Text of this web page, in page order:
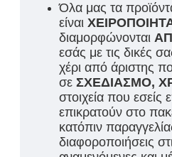
Όλα μας τα
είναι
διαμορφώνονται
εσάς με τις δικές
χέρι από άριστης
σε ΣΧΕΔΙΑΣΜΟ,
στοιχεία που εσείς
επικρατούν στο
κατόπιν
διαφοροποιήσεις